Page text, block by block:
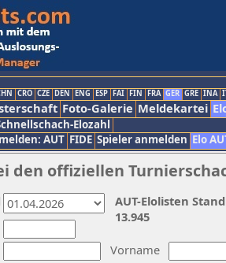
CRO CZE DEN ENG ESP FAI FIN FRA GER GRE INA
Foto-Galerie Meldekartei
Elozahl
AUT FIDE Spieler anmelden Elo
den offiziellen
Vorname
AUT-Elolisten
13.945